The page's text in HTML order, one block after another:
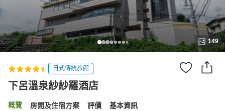
149
日式傳統旅館
下呂溫泉紗紗羅酒店
概覽 房間及住宿方案 評價 基本資訊